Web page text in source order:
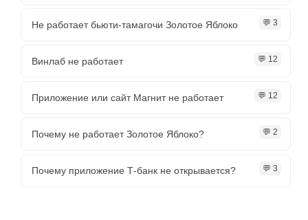
Не работает бьюти-тамагочи Золотое Яблоко 💬 3
Винлаб не работает 💬 12
Приложение или сайт Магнит не работает 💬 12
Почему не работает Золотое Яблоко? 💬 2
Почему приложение Т-банк не открывается? 💬 3